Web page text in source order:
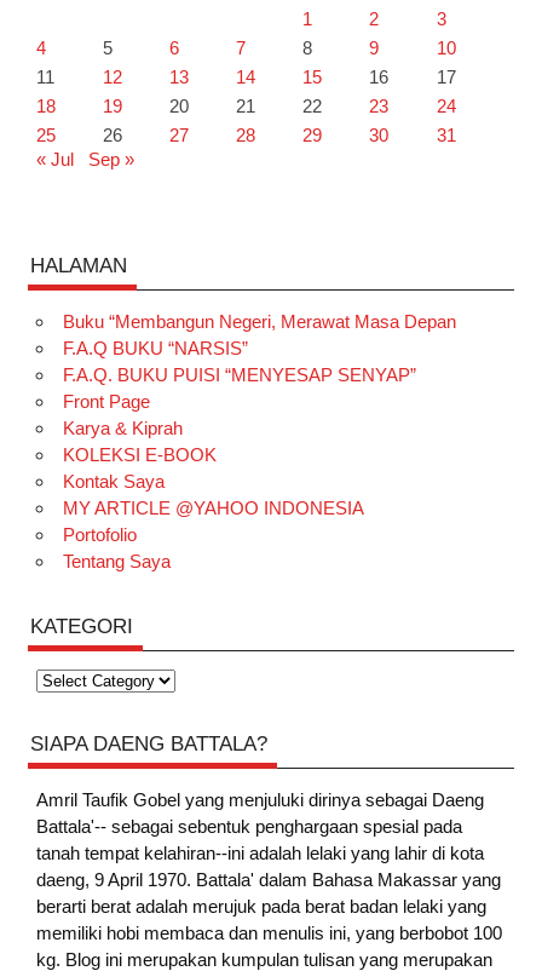
1 2
3
4
5 6 7 8 9
10
11
12 13 14 15 16
17
18
19 20 21 22 23
24
25
26 27 28 29 30
31
« Jul
Sep »
HALAMAN
Buku “Membangun Negeri, Merawat Masa Depan
F.A.Q BUKU “NARSIS”
F.A.Q. BUKU PUISI “MENYESAP SENYAP”
Front Page
Karya & Kiprah
KOLEKSI E-BOOK
Kontak Saya
MY ARTICLE @YAHOO INDONESIA
Portofolio
Tentang Saya
KATEGORI
Kategori
SIAPA DAENG BATTALA?
Amril Taufik Gobelyang menjuluki dirinya sebagai Daeng
Battala'-- sebagai sebentuk penghargaan spesial pada
tanah tempat kelahiran--ini adalah lelaki yang lahir di kota
daeng, 9 April 1970. Battala' dalam Bahasa Makassar yang
berarti berat adalah merujuk pada berat badan lelaki yang
memiliki hobi membaca dan menulis ini, yang berbobot 100
kg. Blog ini merupakan kumpulan tulisan yang merupakan